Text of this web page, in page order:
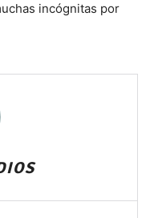
incógnitas por